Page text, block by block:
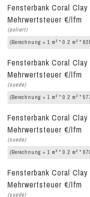
Fensterbank Coral
Mehrwertsteuer €/lfm
(poliert)
(Berechnung = 1 m 2 * 0.2 m 2 *
Fensterbank Coral
Mehrwertsteuer €/lfm
(suede)
(Berechnung = 1 m 2 * 0.2 m 2 *
Fensterbank Coral
Mehrwertsteuer €/lfm
(suede)
(Berechnung = 1 m 2 * 0.2 m 2 *
Fensterbank Coral
Mehrwertsteuer €/lfm
(suede)